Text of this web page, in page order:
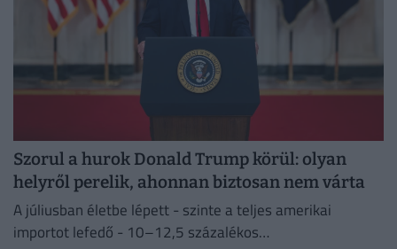
Szorul a hurok Donald Trump körül: olyan
helyről perelik, ahonnan biztosan nem várta
A júliusban életbe lépett - szinte a teljes amerikai
importot lefedő - 10–12,5 százalékos